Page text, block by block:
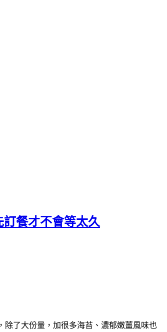
訂餐才不會等太久
除了大份量，加很多海苔、濃郁嫩薑風味也